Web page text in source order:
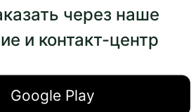
через наше
и контакт-центр
Google Play
Сочетания (примеры):